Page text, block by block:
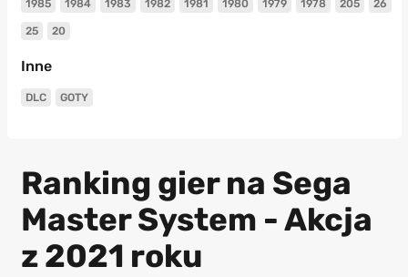
1985 1984 1983 1982 1981 1980 1979 1978 205 26
25 20
Inne
DLC GOTY
Ranking gier na Sega
Master System - Akcja
z 2021 roku